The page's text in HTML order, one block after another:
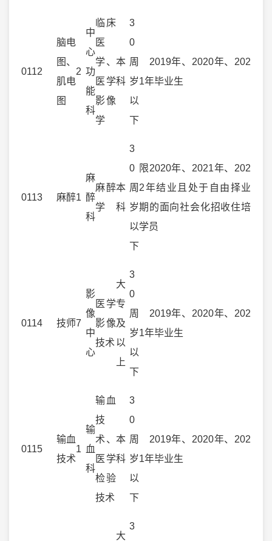
0112
脑电
图、
肌电
图
2
中
心
功
能
科
临床
医
学、
医学
影像
学
本
科
3
0
周
岁
以
下
2019年、2020年、202
1年毕业生
0113 麻醉1
麻
醉
科
麻醉
学
本
科
3
0
周
岁
以
下
限2020年、2021年、202
2年结业且处于自由择业
期的面向社会化招收住培
学员
0114 技师7
影
像
中
心
医学
影像
技术
大
专
及
以
上
3
0
周
岁
以
下
2019年、2020年、202
1年毕业生
0115
输血
技术
1
输
血
科
输血
技
术、
医学
检验
技术
本
科
3
0
周
岁
以
下
2019年、2020年、202
1年毕业生
大
3